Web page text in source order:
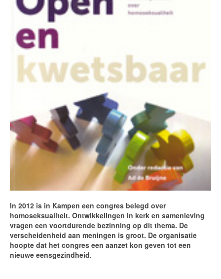
In 2012 is in Kampen een congres belegd over
homoseksualiteit. Ontwikkelingen in kerk en samenleving
vragen een voortdurende bezinning op dit thema. De
verscheidenheid aan meningen is groot. De organisatie
hoopte dat het congres een aanzet kon geven tot een
nieuwe eensgezindheid.